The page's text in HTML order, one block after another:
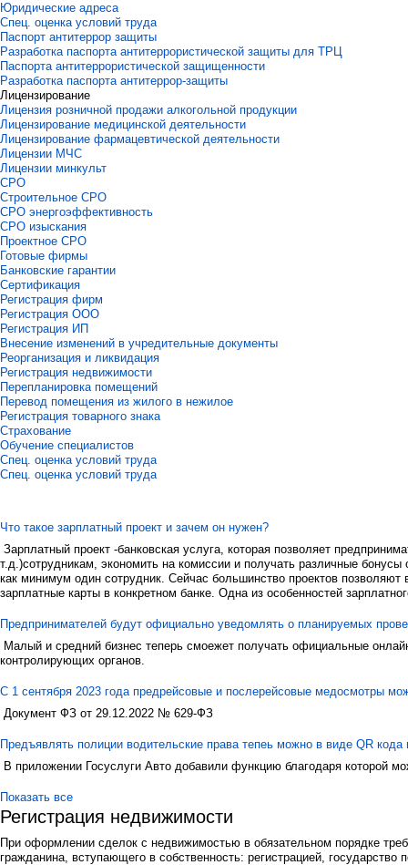
Юридические адреса
Спец. оценка условий труда
Паспорт антитеррор защиты
Разработка паспорта антитеррористической защиты для ТРЦ
Паспорта антитеррористической защищенности
Разработка паспорта антитеррор-защиты
Лицензирование
Лицензия розничной продажи алкогольной продукции
Лицензирование медицинской деятельности
Лицензирование фармацевтической деятельности
Лицензии МЧС
Лицензии минкульт
СРО
Строительное СРО
СРО энергоэффективность
СРО изыскания
Проектное СРО
Готовые фирмы
Банковские гарантии
Сертификация
Регистрация фирм
Регистрация ООО
Регистрация ИП
Внесение изменений в учредительные документы
Реорганизация и ликвидация
Регистрация недвижимости
Перепланировка помещений
Перевод помещения из жилого в нежилое
Регистрация товарного знака
Страхование
Обучение специалистов
Спец. оценка условий труда
Спец. оценка условий труда
Что такое зарплатный проект и зачем он нужен?
Зарплатный проект -банковская услуга, которая позволяет
т.д.)сотрудникам, экономить на комиссии и получать различные
как минимум один сотрудник. Сейчас большинство проектов
зарплатные карты в конкретном банке. Одна из особенностей
Предпринимателей будут официально уведомлять о планируемых
Малый и средний бизнес теперь смоежет получать официальные
контролирующих органов.
С 1 сентября 2023 года предрейсовые и послерейсовые медосмотры
Документ ФЗ от 29.12.2022 № 629-ФЗ
Предъявлять полиции водительские права тепеь можно в виде QR кода
В приложении Госуслуги Авто добавили функцию благодаря которой
Показать все
Регистрация недвижимости
При оформлении сделок с недвижимостью в обязательном порядке
гражданина, вступающего в собственность: регистрацией, государство